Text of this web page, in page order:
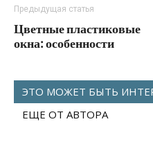
Предыдущая статья
Цветные пластиковые
окна: особенности
ЭТО МОЖЕТ БЫТЬ
ЕЩЕ ОТ АВТОРА